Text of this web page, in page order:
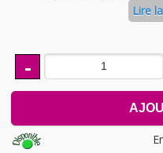
Lire
-